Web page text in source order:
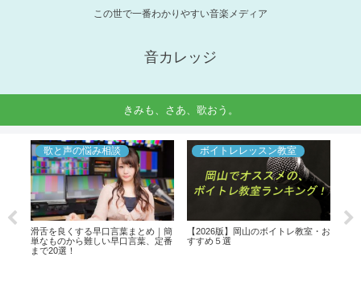
この世で一番わかりやすい音楽メディア
音カレッジ
きみも、さあ、歌おう。
歌と声の悩み相談
滑舌を良くする早口言葉まとめ｜簡
単なものから難しい早口言葉、定番
まで20選！
ボイトレレッスン教室
【2026版】岡山のボイトレ教室・お
すすめ５選